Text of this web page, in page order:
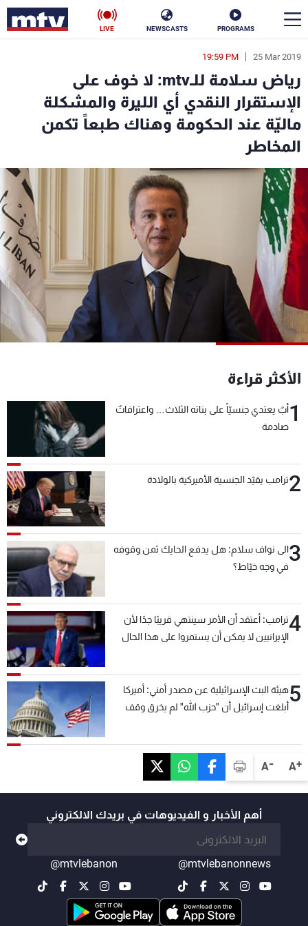
PROGRAMS
NEWSCASTS
LIVE
A+
A-
25 Mar 2019
19:59 PM
رياض سلامة للـmtv: لا خوف على
الإستقرار النقدي أي الليرة والمشكلة
ماليّة عند الحكومة وهناك طبعاً تكمن
المخاطر
الأكثر قراءة
1أبٌ يعتدي جنسيّاً على بناته الثلاث… واعترافاتٌ
صادمة
2ترامب يقيّد الجنسية الأميركية بالولادة
3الى نواف سلام: هل يدفع الحايك ثمن وقوفه
في وجه خيّاط؟
4ترامب: أعتقد أن الأمر سينتهي قريبًا جدًا لأن
الإيرانيين لا يمكن أن يستمروا على هذا الحال
5هيئة البث الإسرائيلية عن مصدر أمني: أميركا
أبلغت إسرائيل أن "حزب الله" لم يخرق وقف
أهم الأخبار و الفيديوهات في بريدك الالكتروني
@mtvlebanonnews
@mtvlebanon
en
الأخبار
سياسة ناس
منوعات رياضة
كأس العالم
البرامج
جدول البرامج
شاهد البرامج
الترددات
عن MTV
الإنـتـاج
لاعلاناتكم
شروط الإسـتخدام
سياسة الخصوصية